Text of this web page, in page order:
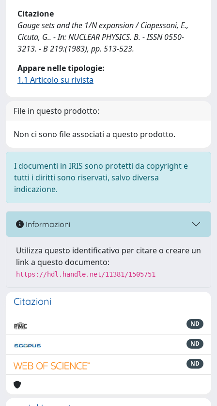
Citazione
Gauge sets and the 1/N expansion / Ciapessoni, E.,
Cicuta, G.. - In: NUCLEAR PHYSICS. B. - ISSN 0550-
3213. - B 219:(1983), pp. 513-523.
Appare nelle tipologie:
1.1 Articolo su rivista
File in questo prodotto:
Non ci sono file associati a questo prodotto.
I documenti in IRIS sono protetti da copyright e
tutti i diritti sono riservati, salvo diversa
indicazione.
Informazioni
Utilizza questo identificativo per citare o creare un
link a questo documento:
https://hdl.handle.net/11381/1505751
Citazioni
ND
ND
ND